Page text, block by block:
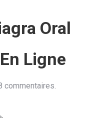
Oral
Ligne
commentaires.